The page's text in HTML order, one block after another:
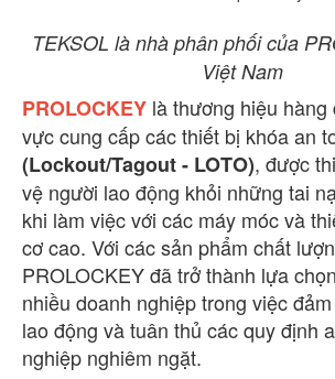
TEKSOL là nhà phân phối của
Việt Nam
PROLOCKEY là thương hiệu
vực cung cấp các thiết bị khóa an
(Lockout/Tagout - LOTO), được
vệ người lao động khỏi những tai
khi làm việc với các máy móc và
cơ cao. Với các sản phẩm chất
PROLOCKEY đã trở thành lựa
nhiều doanh nghiệp trong việc
lao động và tuân thủ các quy định
nghiệp nghiêm ngặt.